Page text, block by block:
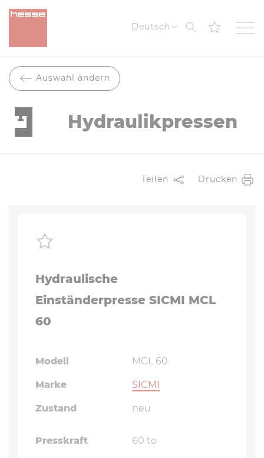
Deutsch Suche
Auswahl ändern
Hydraulikpressen
Teilen Drucken
Hydraulische
Einständerpresse SICMI MCL
60
Modell MCL 60
Marke SICMI
Zustand neu
Presskraft 60 to